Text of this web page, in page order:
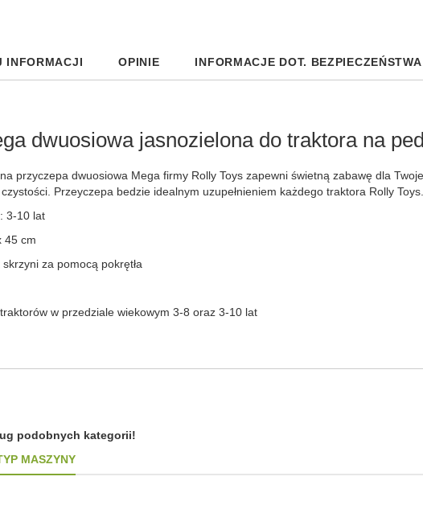
dwuosiowa jasnozielona do traktora na
przyczepa dwuosiowa Mega firmy Rolly Toys zapewni świetną zabawę dla
Przeyczepa bedzie idealnym uzupełnieniem każdego traktora Rolly Toys.
3-10 lat
45 cm
za pomocą pokrętła
w przedziale wiekowym 3-8 oraz 3-10 lat
INFORMACJI OPINIE INFORMACJE DOT. BEZPIECZEŃSTWA
podobnych kategorii!
MASZYNY